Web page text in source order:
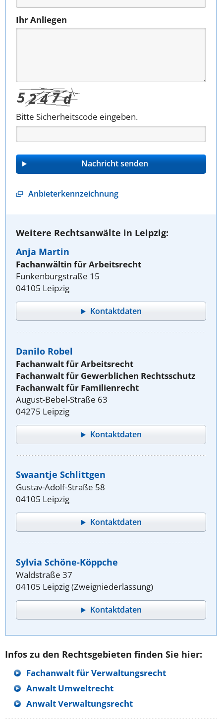
Ihr Anliegen
Bitte Sicherheitscode eingeben.
Anbieterkennzeichnung
Weitere Rechtsanwälte in Leipzig:
Anja Martin
Fachanwältin für Arbeitsrecht
Funkenburgstraße 15
04105 Leipzig
Kontaktdaten
Danilo Robel
Fachanwalt für Arbeitsrecht
Fachanwalt für Gewerblichen Rechtsschutz
Fachanwalt für Familienrecht
August-Bebel-Straße 63
04275 Leipzig
Kontaktdaten
Swaantje Schlittgen
Gustav-Adolf-Straße 58
04105 Leipzig
Kontaktdaten
Sylvia Schöne-Köppche
Waldstraße 37
04105 Leipzig (Zweigniederlassung)
Kontaktdaten
Infos zu den Rechtsgebieten finden Sie hier:
Fachanwalt für Verwaltungsrecht
Anwalt Umweltrecht
Anwalt Verwaltungsrecht